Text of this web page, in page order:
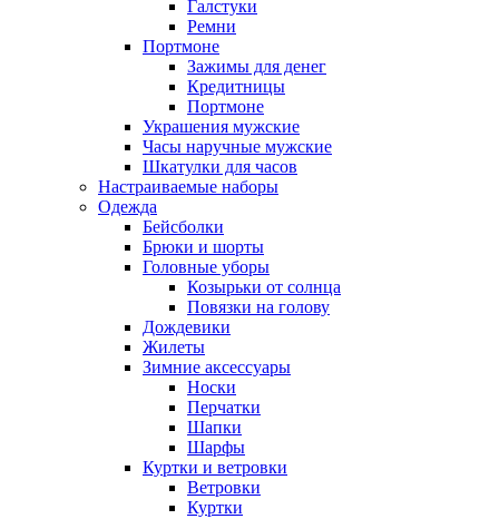
Галстуки
Ремни
Портмоне
Зажимы для денег
Кредитницы
Портмоне
Украшения мужские
Часы наручные мужские
Шкатулки для часов
Настраиваемые наборы
Одежда
Бейсболки
Брюки и шорты
Головные уборы
Козырьки от солнца
Повязки на голову
Дождевики
Жилеты
Зимние аксессуары
Носки
Перчатки
Шапки
Шарфы
Куртки и ветровки
Ветровки
Куртки